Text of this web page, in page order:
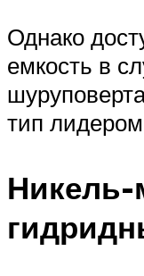
Однако
емкость в
тип
Никель-